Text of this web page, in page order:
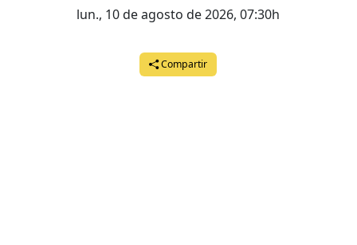
lun., 10 de agosto de 2026, 07:30h
Compartir